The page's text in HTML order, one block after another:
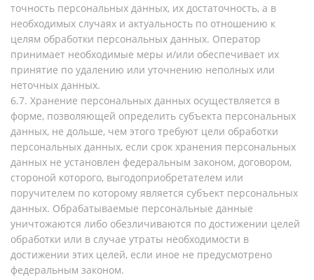
точность персональных данных, их достаточность, а в
необходимых случаях и актуальность по отношению к
целям обработки персональных данных. Оператор
принимает необходимые меры и/или обеспечивает их
принятие по удалению или уточнению неполных или
неточных данных.
6.7. Хранение персональных данных осуществляется в
форме, позволяющей определить субъекта персональных
данных, не дольше, чем этого требуют цели обработки
персональных данных, если срок хранения персональных
данных не установлен федеральным законом, договором,
стороной которого, выгодоприобретателем или
поручителем по которому является субъект персональных
данных. Обрабатываемые персональные данные
уничтожаются либо обезличиваются по достижении целей
обработки или в случае утраты необходимости в
достижении этих целей, если иное не предусмотрено
федеральным законом.